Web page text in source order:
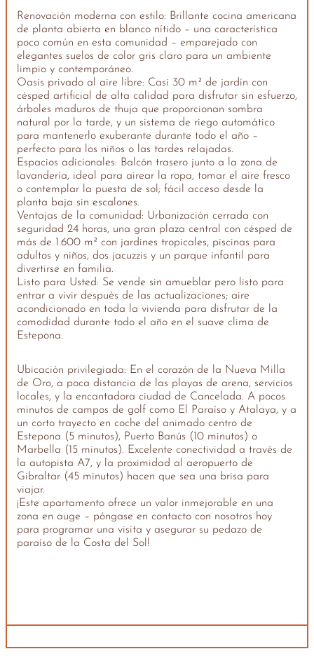
Renovación moderna con estilo: Brillante cocina americana
de planta abierta en blanco nítido – una característica
poco común en esta comunidad – emparejado con
elegantes suelos de color gris claro para un ambiente
limpio y contemporáneo.
Oasis privado al aire libre: Casi 30 m² de jardín con
césped artificial de alta calidad para disfrutar sin esfuerzo,
árboles maduros de thuja que proporcionan sombra
natural por la tarde, y un sistema de riego automático
para mantenerlo exuberante durante todo el año –
perfecto para los niños o las tardes relajadas.
Espacios adicionales: Balcón trasero junto a la zona de
lavandería, ideal para airear la ropa, tomar el aire fresco
o contemplar la puesta de sol; fácil acceso desde la
planta baja sin escalones.
Ventajas de la comunidad: Urbanización cerrada con
seguridad 24 horas, una gran plaza central con césped de
más de 1.600 m² con jardines tropicales, piscinas para
adultos y niños, dos jacuzzis y un parque infantil para
divertirse en familia.
Listo para Usted: Se vende sin amueblar pero listo para
entrar a vivir después de las actualizaciones; aire
acondicionado en toda la vivienda para disfrutar de la
comodidad durante todo el año en el suave clima de
Estepona.
Ubicación privilegiada: En el corazón de la Nueva Milla
de Oro, a poca distancia de las playas de arena, servicios
locales, y la encantadora ciudad de Cancelada. A pocos
minutos de campos de golf como El Paraíso y Atalaya, y a
un corto trayecto en coche del animado centro de
Estepona (5 minutos), Puerto Banús (10 minutos) o
Marbella (15 minutos). Excelente conectividad a través de
la autopista A7, y la proximidad al aeropuerto de
Gibraltar (45 minutos) hacen que sea una brisa para
viajar.
¡Este apartamento ofrece un valor inmejorable en una
zona en auge – póngase en contacto con nosotros hoy
para programar una visita y asegurar su pedazo de
paraíso de la Costa del Sol!